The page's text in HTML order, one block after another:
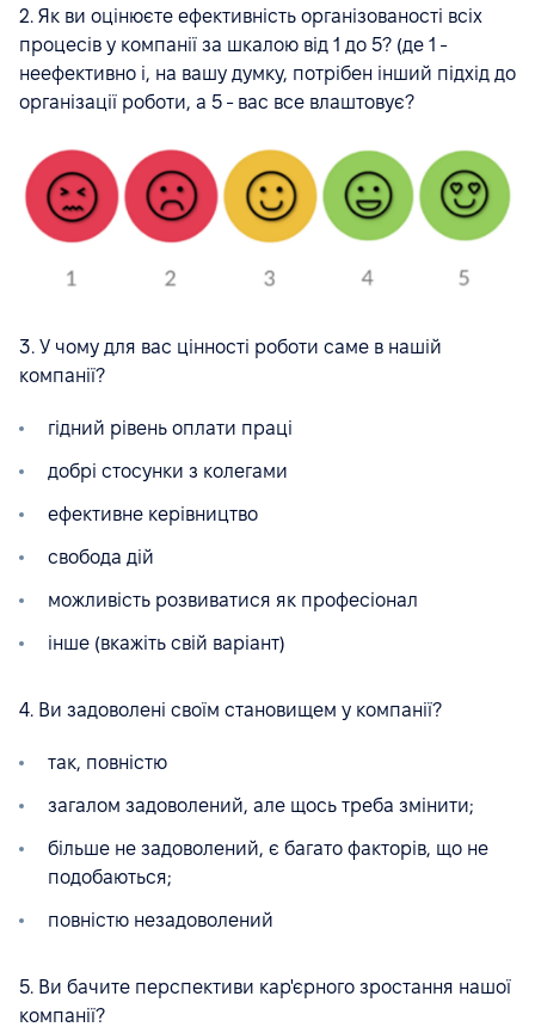
2. Як ви оцінюєте ефективність організованості всіх
процесів у компанії за шкалою від 1 до 5? (де 1 -
неефективно і, на вашу думку, потрібен інший підхід до
організації роботи, а 5 - вас все влаштовує?
3. У чому для вас цінності роботи саме в нашій
компанії?
гідний рівень оплати праці
добрі стосунки з колегами
ефективне керівництво
свобода дій
можливість розвиватися як професіонал
інше (вкажіть свій варіант)
4. Ви задоволені своїм становищем у компанії?
так, повністю
загалом задоволений, але щось треба змінити;
більше не задоволений, є багато факторів, що не
подобаються;
повністю незадоволений
5. Ви бачите перспективи кар'єрного зростання нашої
компанії?